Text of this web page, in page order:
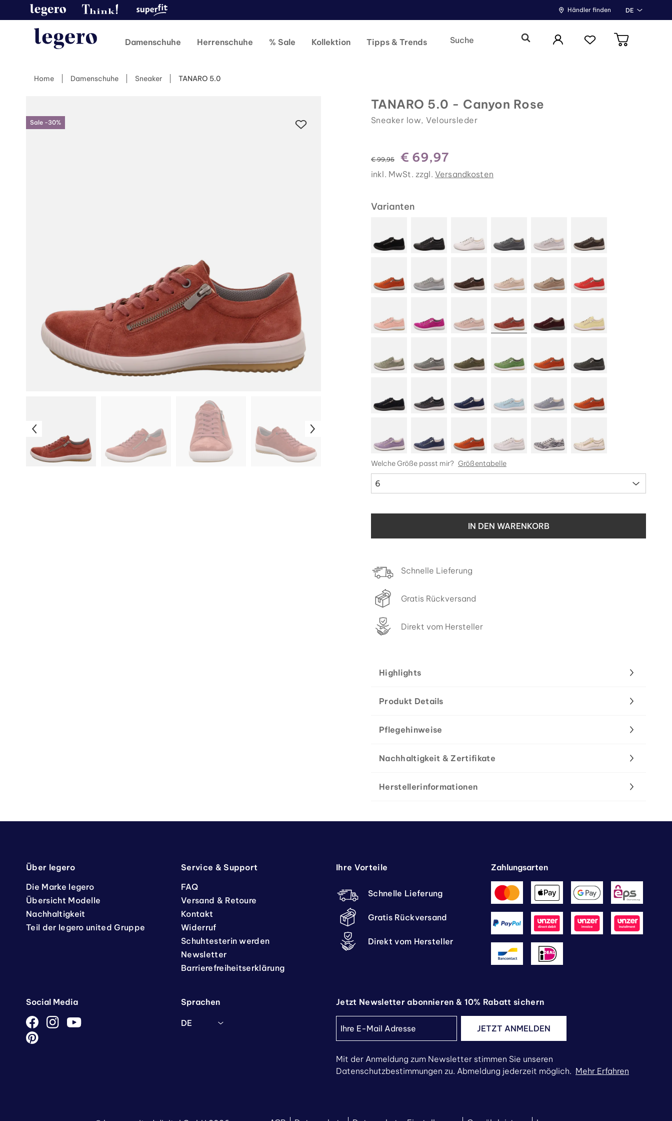
Händler finden DE
Damenschuhe Herrenschuhe % Sale Kollektion Tipps & Trends
Home Damenschuhe Sneaker TANARO 5.0
Sale -30%
TANARO 5.0 - Canyon Rose
Sneaker low, Veloursleder
statt
€ 99,95 € 69,97
inkl. MwSt. zzgl. Versandkosten
Varianten
Welche Größe passt mir? Größentabelle
6
IN DEN WARENKORB
Schnelle Lieferung
Gratis Rückversand
Direkt vom Hersteller
Highlights
Produkt Details
Pflegehinweise
Nachhaltigkeit & Zertifikate
Herstellerinformationen
Über legero
Die Marke legero
Übersicht Modelle
Nachhaltigkeit
Teil der legero united Gruppe
Service & Support
FAQ
Versand & Retoure
Kontakt
Widerruf
Schuhtesterin werden
Newsletter
Barrierefreiheitserklärung
Ihre Vorteile
Schnelle Lieferung
Gratis Rückversand
Direkt vom Hersteller
Zahlungsarten
Social Media Sprachen
DE
Jetzt Newsletter abonnieren & 10% Rabatt sichern
JETZT ANMELDEN
Mit der Anmeldung zum Newsletter stimmen Sie unseren
Datenschutzbestimmungen zu. Abmeldung jederzeit möglich. Mehr Erfahren